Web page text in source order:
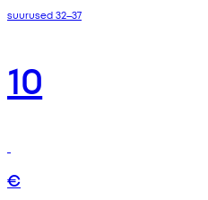
suurused 32–37
10
€